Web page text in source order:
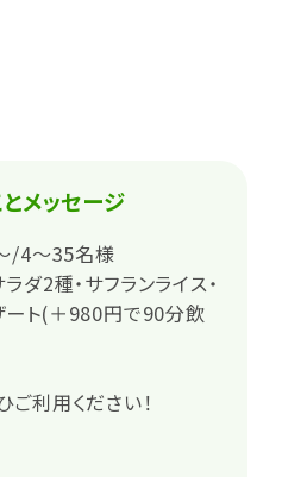
メッセージ
/4～35名様
ダ2種・サフランライス・
ート(＋980円で90分飲
ご利用ください！